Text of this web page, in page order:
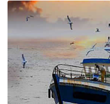
SISTEMI
FURUNO offre soluzioni per il